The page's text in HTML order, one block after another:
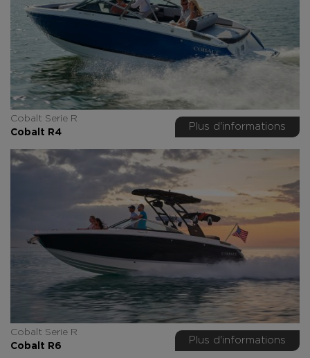
Cobalt Serie R
Cobalt R4
Plus d'informations
Cobalt Serie R
Cobalt R6
Plus d'informations